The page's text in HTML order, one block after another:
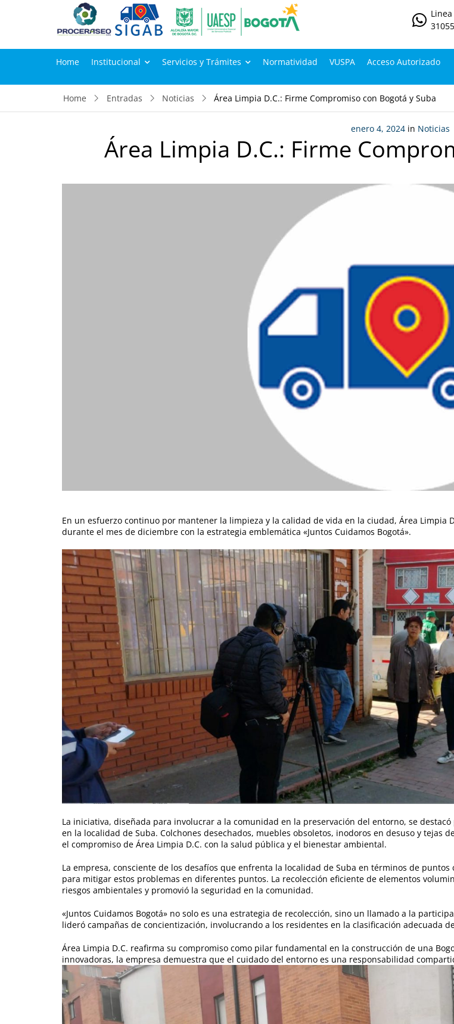
Home Institucional Servicios y Trámites Normatividad VUSPA Acceso Autorizado
Home Entradas Noticias Área Limpia D.C.: Firme Compromiso con Bogotá y Suba
enero 4, 2024in Noticias
Área Limpia D.C.: Firme
En un esfuerzo continuo por mantener la limpieza y la calidad de vida en la ciudad, Área Limpia
durante el mes de diciembre con la estrategia emblemática «Juntos Cuidamos Bogotá».
La iniciativa, diseñada para involucrar a la comunidad en la preservación del entorno, se
en la localidad de Suba. Colchones desechados, muebles obsoletos, inodoros en desuso y tejas
el compromiso de Área Limpia D.C. con la salud pública y el bienestar ambiental.
La empresa, consciente de los desafíos que enfrenta la localidad de Suba en términos de
para mitigar estos problemas en diferentes puntos. La recolección eficiente de elementos
riesgos ambientales y promovió la seguridad en la comunidad.
«Juntos Cuidamos Bogotá» no solo es una estrategia de recolección, sino un llamado a la
lideró campañas de concientización, involucrando a los residentes en la clasificación adecuada
Área Limpia D.C. reafirma su compromiso como pilar fundamental en la construcción de una
innovadoras, la empresa demuestra que el cuidado del entorno es una responsabilidad